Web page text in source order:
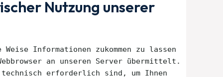
Nutzung unserer
Informationen zukommen zu lassen
an unseren Server übermittelt.
technisch erforderlich sind, um Ihnen